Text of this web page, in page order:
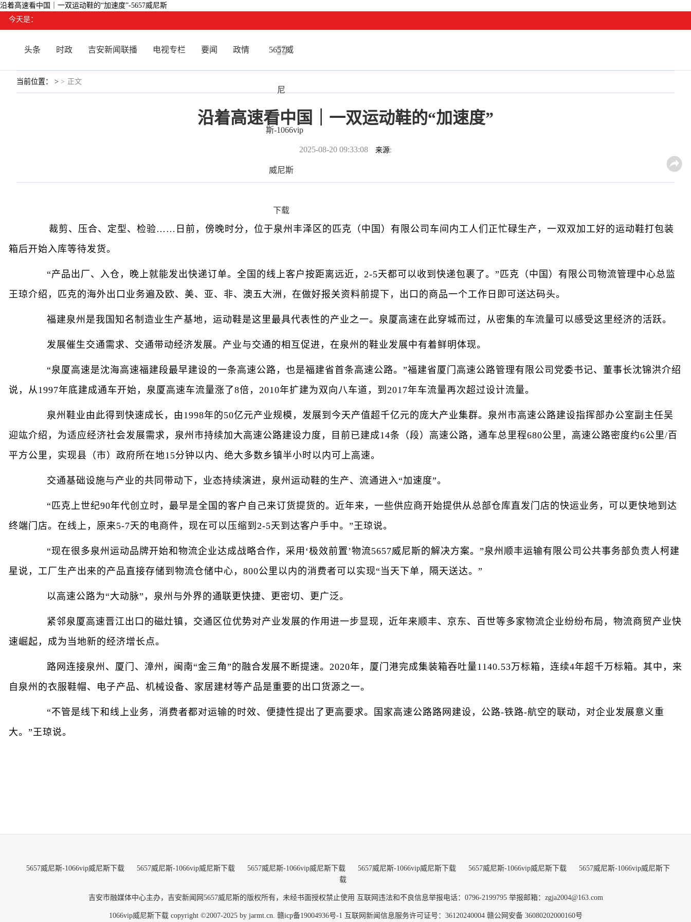
沿着高速看中国｜一双运动鞋的“加速度”-5657威尼斯
今天是：
头条 时政 吉安新闻联播 电视专栏 要闻 政情 5657威
尼
斯-1066vip
威尼斯
下载
当前位置： > > 正文
沿着高速看中国｜一双运动鞋的“加速度”
2025-08-20 09:33:08 来源:
裁剪、压合、定型、检验……日前，傍晚时分，位于泉州丰泽区的匹克（中国）有限公司车间内工人们正忙碌生产，一双双加工好的运动鞋打包装
箱后开始入库等待发货。
“产品出厂、入仓，晚上就能发出快递订单。全国的线上客户按距离远近，2-5天都可以收到快递包裹了。”匹克（中国）有限公司物流管理中心总监
王琼介绍，匹克的海外出口业务遍及欧、美、亚、非、澳五大洲，在做好报关资料前提下，出口的商品一个工作日即可送达码头。
福建泉州是我国知名制造业生产基地，运动鞋是这里最具代表性的产业之一。泉厦高速在此穿城而过，从密集的车流量可以感受这里经济的活跃。
发展催生交通需求、交通带动经济发展。产业与交通的相互促进，在泉州的鞋业发展中有着鲜明体现。
“泉厦高速是沈海高速福建段最早建设的一条高速公路，也是福建省首条高速公路。”福建省厦门高速公路管理有限公司党委书记、董事长沈锦洪介绍
说，从1997年底建成通车开始，泉厦高速车流量涨了8倍，2010年扩建为双向八车道，到2017年车流量再次超过设计流量。
泉州鞋业由此得到快速成长，由1998年的50亿元产业规模，发展到今天产值超千亿元的庞大产业集群。泉州市高速公路建设指挥部办公室副主任吴
迎竑介绍，为适应经济社会发展需求，泉州市持续加大高速公路建设力度，目前已建成14条（段）高速公路，通车总里程680公里，高速公路密度约6公里/百
平方公里，实现县（市）政府所在地15分钟以内、绝大多数乡镇半小时以内可上高速。
交通基础设施与产业的共同带动下，业态持续演进，泉州运动鞋的生产、流通进入“加速度”。
“匹克上世纪90年代创立时，最早是全国的客户自己来订货提货的。近年来，一些供应商开始提供从总部仓库直发门店的快运业务，可以更快地到达
终端门店。在线上，原来5-7天的电商件，现在可以压缩到2-5天到达客户手中。”王琼说。
“现在很多泉州运动品牌开始和物流企业达成战略合作，采用‘极效前置’物流5657威尼斯的解决方案。”泉州顺丰运输有限公司公共事务部负责人柯建
星说，工厂生产出来的产品直接存储到物流仓储中心，800公里以内的消费者可以实现“当天下单，隔天送达。”
以高速公路为“大动脉”，泉州与外界的通联更快捷、更密切、更广泛。
紧邻泉厦高速晋江出口的磁灶镇，交通区位优势对产业发展的作用进一步显现，近年来顺丰、京东、百世等多家物流企业纷纷布局，物流商贸产业快
速崛起，成为当地新的经济增长点。
路网连接泉州、厦门、漳州，闽南“金三角”的融合发展不断提速。2020年，厦门港完成集装箱吞吐量1140.53万标箱，连续4年超千万标箱。其中，来
自泉州的衣服鞋帽、电子产品、机械设备、家居建材等产品是重要的出口货源之一。
“不管是线下和线上业务，消费者都对运输的时效、便捷性提出了更高要求。国家高速公路路网建设，公路-铁路-航空的联动，对企业发展意义重
大。”王琼说。
5657威尼斯-1066vip威尼斯下载 5657威尼斯-1066vip威尼斯下载 5657威尼斯-1066vip威尼斯下载 5657威尼斯-1066vip威尼斯下载 5657威尼斯-1066vip威尼斯下载
5657威尼斯-1066vip威尼斯下
载
吉安市融媒体中心主办，吉安新闻网5657威尼斯的版权所有，未经书面授权禁止使用 互联网违法和不良信息举报电话：0796-2199795 举报邮箱： zgja2004@163.com
1066vip威尼斯下载 copyright ©2007-2025 by jarmt.cn. 赣icp备19004936号-1 互联网新闻信息服务许可证号：36120240004 赣公网安备 36080202000160号